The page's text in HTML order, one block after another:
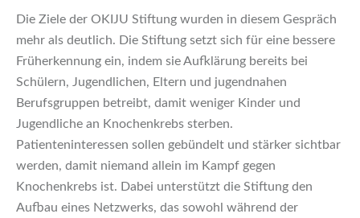
Die Ziele der OKIJU Stiftung wurden in diesem Gespräch
mehr als deutlich. Die Stiftung setzt sich für eine bessere
Früherkennung ein, indem sie Aufklärung bereits bei
Schülern, Jugendlichen, Eltern und jugendnahen
Berufsgruppen betreibt, damit weniger Kinder und
Jugendliche an Knochenkrebs sterben.
Patienteninteressen sollen gebündelt und stärker sichtbar
werden, damit niemand allein im Kampf gegen
Knochenkrebs ist. Dabei unterstützt die Stiftung den
Aufbau eines Netzwerks, das sowohl während der